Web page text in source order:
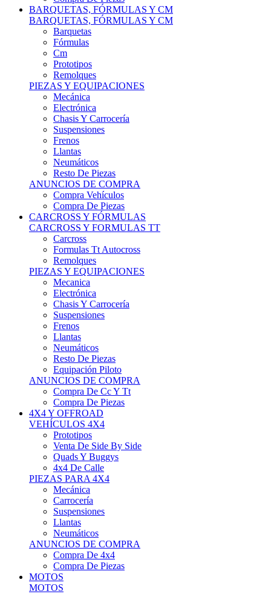
BARQUETAS, FÓRMULAS Y CM
Barquetas
Fórmulas
Cm
Prototipos
Remolques
PIEZAS Y EQUIPACIONES
Mecánica
Electrónica
Chasis Y Carrocería
Suspensiones
Frenos
Llantas
Neumáticos
Resto De Piezas
ANUNCIOS DE COMPRA
Compra Vehículos
Compra De Piezas
CARCROSS Y FÓRMULAS
CARCROSS Y FORMULAS TT
Carcross
Formulas Tt Autocross
Remolques
PIEZAS Y EQUIPACIONES
Mecanica
Electrónica
Chasis Y Carrocería
Suspensiones
Frenos
Llantas
Neumáticos
Resto De Piezas
Equipación Piloto
ANUNCIOS DE COMPRA
Compra De Cc Y Tt
Compra De Piezas
4X4 Y OFFROAD
VEHÍCULOS 4X4
Prototipos
Venta De Side By Side
Quads Y Buggys
4x4 De Calle
PIEZAS PARA 4X4
Mecánica
Carrocería
Suspensiones
Llantas
Neumáticos
ANUNCIOS DE COMPRA
Compra De 4x4
Compra De Piezas
MOTOS
MOTOS
Motos De Circuito